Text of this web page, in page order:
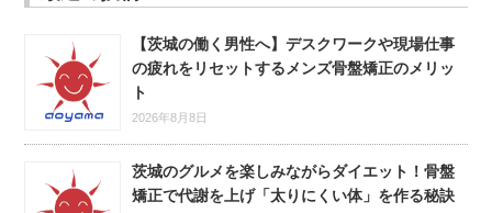
【茨城の働く男性へ】デスクワークや現場仕事
の疲れをリセットするメンズ骨盤矯正のメリッ
ト
2026年8月8日
茨城のグルメを楽しみながらダイエット！骨盤
矯正で代謝を上げ「太りにくい体」を作る秘訣